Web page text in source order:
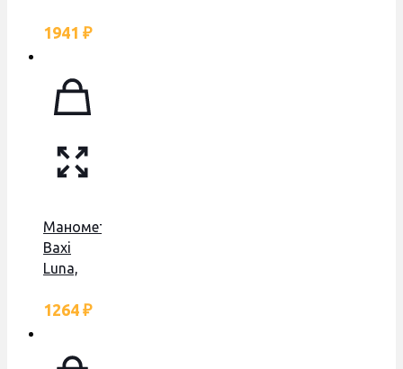
65114200
1941 ₽
Манометр
Baxi
Luna,
Nuvola,
1264 ₽